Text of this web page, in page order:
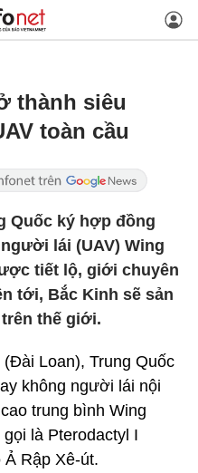
thành siêu
toàn cầu
Quốc ký hợp đồng
lái (UAV) Wing
tiết lộ, giới chuyên
tới, Bắc Kinh sẽ sản
thế giới.
Loan), Trung Quốc
không người lái nội
trung bình Wing
là Pterodactyl I
Ả Rập Xê-út.